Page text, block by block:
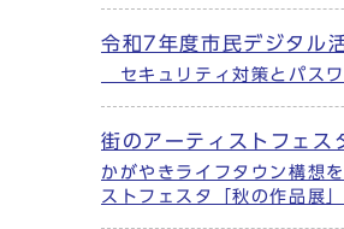
令和7年度市民デジタル
セキュリティ対策とパスワ
街のアーティストフェス
かがやきライフタウン構想
ストフェスタ「秋の作品展